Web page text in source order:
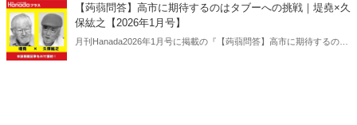
【蒟蒻問答】高市に期待するのはタブーへの挑戦｜堤堯×久
保紘之【2026年1月号】
月刊Hanada2026年1月号に掲載の『【蒟蒻問答】高市に期待するのは